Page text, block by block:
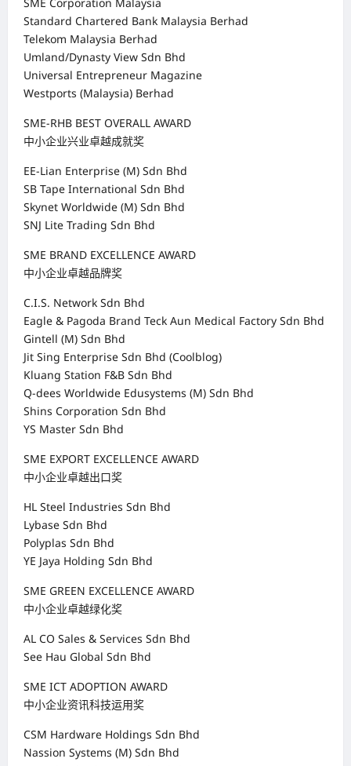
Standard Chartered Bank Malaysia Berhad
Telekom Malaysia Berhad
Umland/Dynasty View Sdn Bhd
Universal Entrepreneur Magazine
Westports (Malaysia) Berhad
SME-RHB BEST OVERALL AWARD
中小企业兴业卓越成就奖
EE-Lian Enterprise (M) Sdn Bhd
SB Tape International Sdn Bhd
Skynet Worldwide (M) Sdn Bhd
SNJ Lite Trading Sdn Bhd
SME BRAND EXCELLENCE AWARD
中小企业卓越品牌奖
C.I.S. Network Sdn Bhd
Eagle & Pagoda Brand Teck Aun Medical Factory Sdn Bhd
Gintell (M) Sdn Bhd
Jit Sing Enterprise Sdn Bhd (Coolblog)
Kluang Station F&B Sdn Bhd
Q-dees Worldwide Edusystems (M) Sdn Bhd
Shins Corporation Sdn Bhd
YS Master Sdn Bhd
SME EXPORT EXCELLENCE AWARD
中小企业卓越出口奖
HL Steel Industries Sdn Bhd
Lybase Sdn Bhd
Polyplas Sdn Bhd
YE Jaya Holding Sdn Bhd
SME GREEN EXCELLENCE AWARD
中小企业卓越绿化奖
AL CO Sales & Services Sdn Bhd
See Hau Global Sdn Bhd
SME ICT ADOPTION AWARD
中小企业资讯科技运用奖
CSM Hardware Holdings Sdn Bhd
Nassion Systems (M) Sdn Bhd